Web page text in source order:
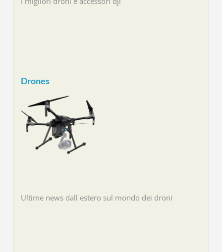
Drones
Ultime news dall estero sul mondo dei droni